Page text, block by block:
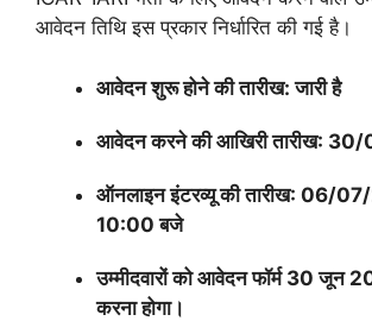
आवेदन तिथि इस प्रकार निर्धारित की गई है।
आवेदन शुरू होने की तारीख: जारी है
आवेदन करने की आखिरी तारीख:
ऑनलाइन इंटरव्यू की तारीख: 06/
10:00 बजे
उम्मीदवारों को आवेदन फॉर्म 30 जून
करना होगा।